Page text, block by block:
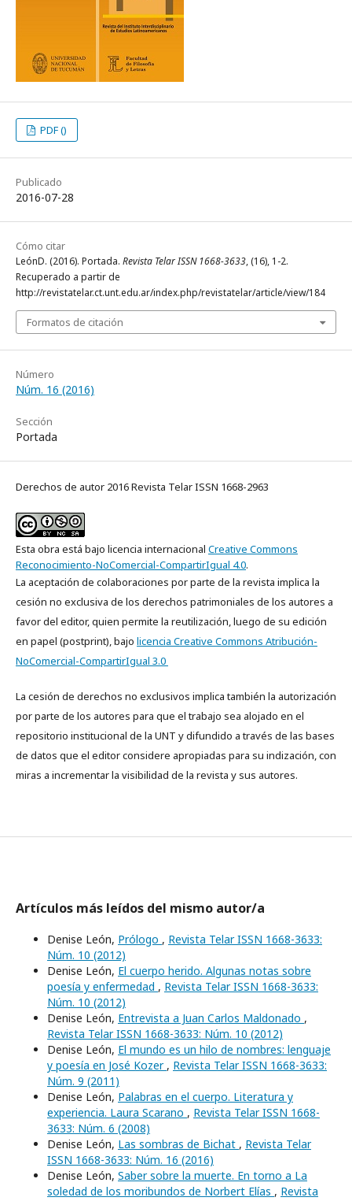
PDF ()
Publicado
2016-07-28
Cómo citar
LeónD. (2016). Portada. Revista Telar ISSN 1668-3633, (16), 1-2.
Recuperado a partir de
http://revistatelar.ct.unt.edu.ar/index.php/revistatelar/article/view/184
Formatos de citación
Número
Núm. 16 (2016)
Sección
Portada
Derechos de autor 2016 Revista Telar ISSN 1668-2963
Esta obra está bajo licencia internacional Creative Commons
Reconocimiento-NoComercial-CompartirIgual 4.0.
La aceptación de colaboraciones por parte de la revista implica la
cesión no exclusiva de los derechos patrimoniales de los autores a
favor del editor, quien permite la reutilización, luego de su edición
en papel (postprint), bajo licencia Creative Commons Atribución-
NoComercial-CompartirIgual 3.0
La cesión de derechos no exclusivos implica también la autorización
por parte de los autores para que el trabajo sea alojado en el
repositorio institucional de la UNT y difundido a través de las bases
de datos que el editor considere apropiadas para su indización, con
miras a incrementar la visibilidad de la revista y sus autores.
Artículos más leídos del mismo autor/a
Denise León, Prólogo , Revista Telar ISSN 1668-3633:
Núm. 10 (2012)
Denise León, El cuerpo herido. Algunas notas sobre
poesía y enfermedad , Revista Telar ISSN 1668-3633:
Núm. 10 (2012)
Denise León, Entrevista a Juan Carlos Maldonado ,
Revista Telar ISSN 1668-3633: Núm. 10 (2012)
Denise León, El mundo es un hilo de nombres: lenguaje
y poesía en José Kozer , Revista Telar ISSN 1668-3633:
Núm. 9 (2011)
Denise León, Palabras en el cuerpo. Literatura y
experiencia. Laura Scarano , Revista Telar ISSN 1668-
3633: Núm. 6 (2008)
Denise León, Las sombras de Bichat , Revista Telar
ISSN 1668-3633: Núm. 16 (2016)
Denise León, Saber sobre la muerte. En torno a La
soledad de los moribundos de Norbert Elías , Revista